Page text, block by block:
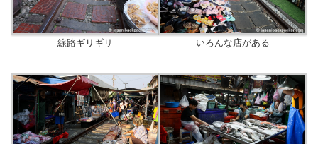
線路ギリギリ いろんな店がある